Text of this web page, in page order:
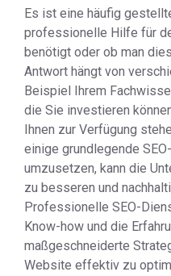
Es ist eine häufig
professionelle Hilfe für
benötigt oder ob man
Antwort hängt von
Beispiel Ihrem
die Sie investieren
Ihnen zur Verfügung
einige grundlegende
umzusetzen, kann die
zu besseren und
Professionelle SEO-
Know-how und die
maßgeschneiderte
Website effektiv zu